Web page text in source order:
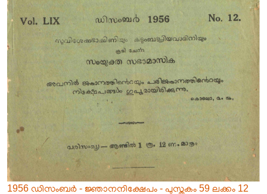
1956 ഡിസംബർ - ജ്ഞാനനിക്ഷേപം - പുസ്തകം 59 ലക്കം 12